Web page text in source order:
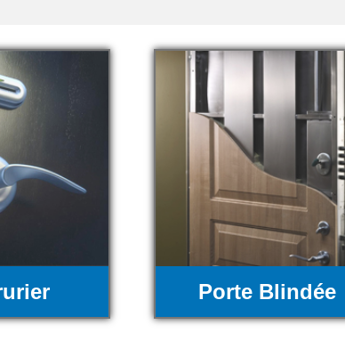
Porte Blindée